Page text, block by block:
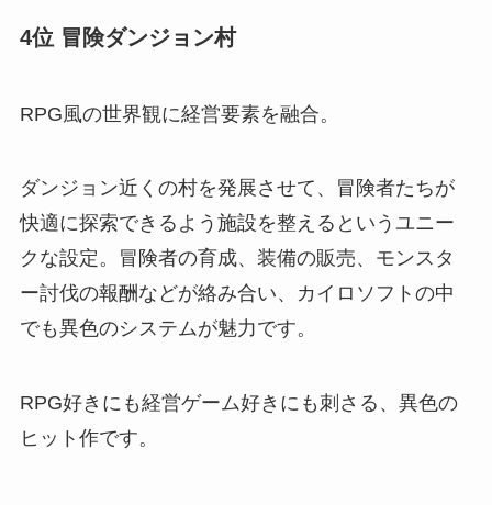
4位 冒険ダンジョン村
RPG風の世界観に経営要素を融合。
ダンジョン近くの村を発展させて、冒険者たちが
快適に探索できるよう施設を整えるというユニー
クな設定。冒険者の育成、装備の販売、モンスタ
ー討伐の報酬などが絡み合い、カイロソフトの中
でも異色のシステムが魅力です。
RPG好きにも経営ゲーム好きにも刺さる、異色の
ヒット作です。